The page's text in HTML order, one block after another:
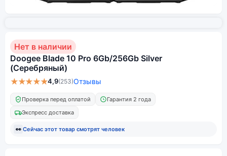
Нет в наличии
Doogee Blade 10 Pro 6Gb/256Gb Silver
(Серебряный)
★★★★★4,9(253)Отзывы
Проверка перед оплатой
Гарантия 2 года
Экспресс доставка
👀 Сейчас этот товар смотрят человек